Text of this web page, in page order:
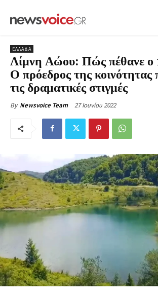
ΕΛΛΑΔΑ
Λίμνη Αώου: Πώς πέθανε ο
Ο πρόεδρος της κοινότητας
τις δραματικές στιγμές
By Newsvoice Team 27 Ιουνίου 2022